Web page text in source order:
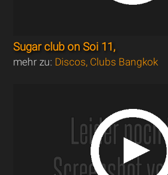
Sugar club on Soi 11,
mehr zu: Discos, Clubs Bangkok